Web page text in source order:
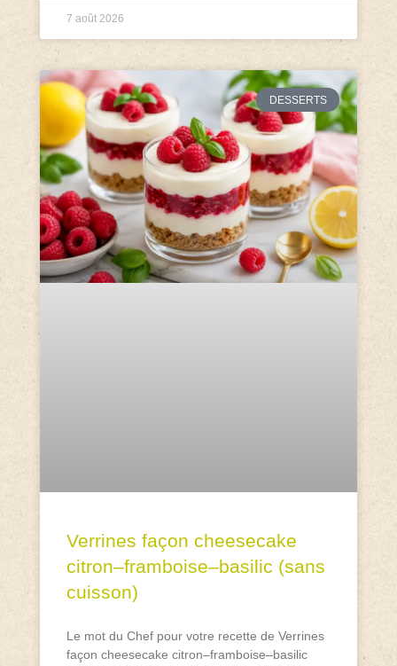
7 août 2026
DESSERTS
Verrines façon cheesecake
citron–framboise–basilic (sans
cuisson)
Le mot du Chef pour votre recette de Verrines
façon cheesecake citron–framboise–basilic